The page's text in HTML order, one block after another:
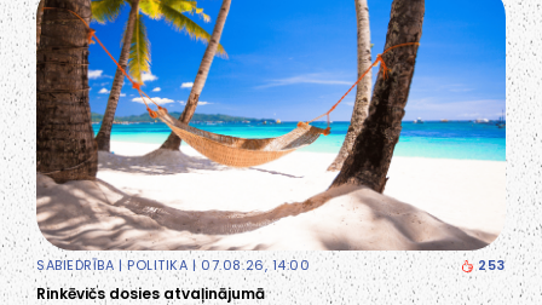
SABIEDRĪBA |POLITIKA | 07.08.26, 14:00 253
Rinkēvičs dosies atvaļinājumā